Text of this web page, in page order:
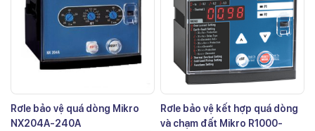
Rơle bảo vệ quá dòng Mikro
NX204A-240A
Rơle bảo vệ kết hợp quá dòng
và chạm đất Mikro R1000-